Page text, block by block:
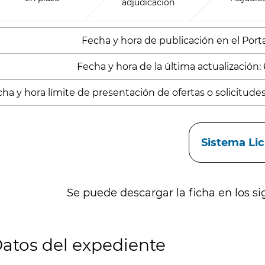
adjudicación
Fecha y hora de publicación en el
Fecha y hora de la última actualización:
y hora límite de presentación de ofertas o
Sistema
Se puede descargar la ficha en los
del expediente